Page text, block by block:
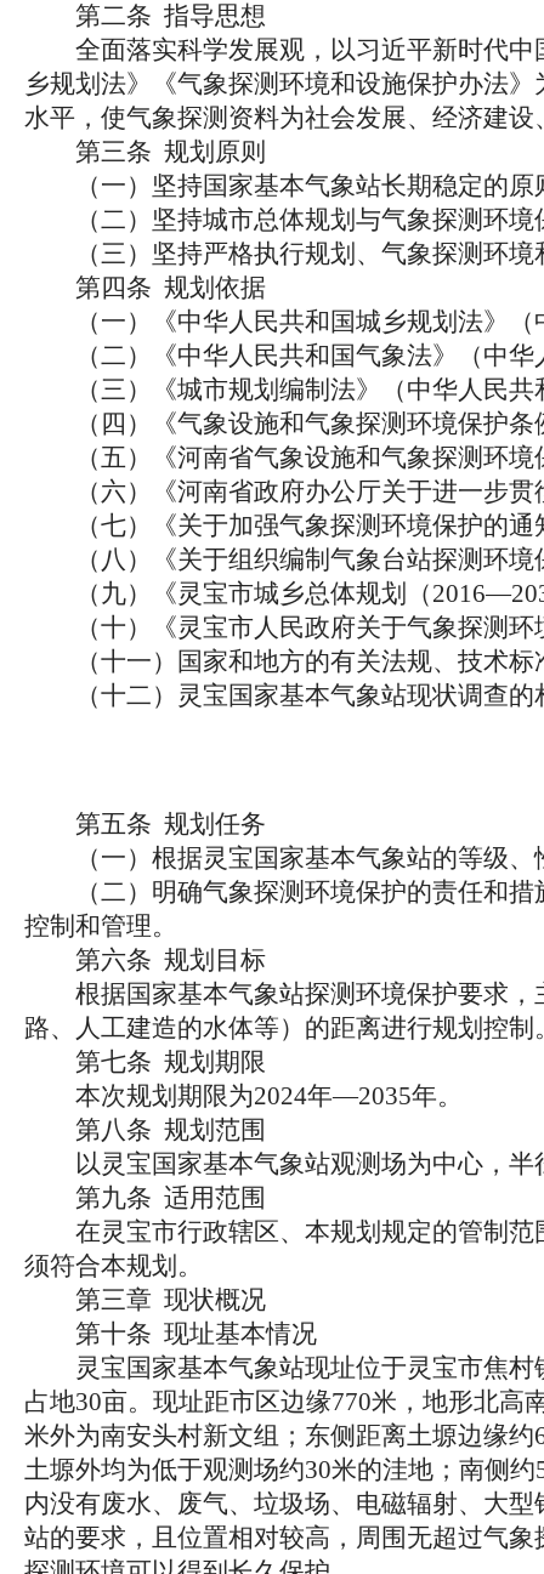
第二条 指导思想
全面落实科学发展观，以习近平新时代中
乡规划法》《气象探测环境和设施保护办法
水平，使气象探测资料为社会发展、经济建
第三条 规划原则
（一）坚持国家基本气象站长期稳定的原
（二）坚持城市总体规划与气象探测环境
（三）坚持严格执行规划、气象探测环境
第四条 规划依据
（一）《中华人民共和国城乡规划法》（
（二）《中华人民共和国气象法》（中华
（三）《城市规划编制法》（中华人民共
（四）《气象设施和气象探测环境保护条
（五）《河南省气象设施和气象探测环境
（六）《河南省政府办公厅关于进一步贯
（七）《关于加强气象探测环境保护的通
（八）《关于组织编制气象台站探测环境
（九）《灵宝市城乡总体规划（
（十）《灵宝市人民政府关于气象探测环
（十一）国家和地方的有关法规、技术标
（十二）灵宝国家基本气象站现状调查的
第五条 规划任务
（一）根据灵宝国家基本气象站的等级、
（二）明确气象探测环境保护的责任和措
控制和管理。
第六条 规划目标
根据国家基本气象站探测环境保护要求，
路、人工建造的水体等）的距离进行规划控制
第七条 规划期限
本次规划期限为2024年—2035年。
第八条 规划范围
以灵宝国家基本气象站观测场为中心，半
第九条 适用范围
在灵宝市行政辖区、本规划规定的管制范
须符合本规划。
第三章 现状概况
第十条 现址基本情况
灵宝国家基本气象站现址位于灵宝市焦村镇
占地30亩。现址距市区边缘770米，地形北
米外为南安头村新文组；东侧距离土塬边缘
土塬外均为低于观测场约30米的洼地；南侧
内没有废水、废气、垃圾场、电磁辐射、大
站的要求，且位置相对较高，周围无超过气